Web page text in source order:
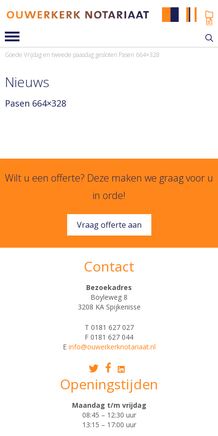
Goede Vrijdag en tweede paasdag gesloten Pasen 664×328
Nieuws
Pasen 664×328
Wilt u een offerte? Deze maken we graag voor u
in orde!
Vraag offerte aan
Contact
Bezoekadres
Boyleweg 8
3208 KA Spijkenisse
T 0181 627 027
F 0181 627 044
E info@ouwerkerknotariaat.nl
Openingstijden
Maandag t/m vrijdag
08:45 – 12:30 uur
13:15 – 17:00 uur